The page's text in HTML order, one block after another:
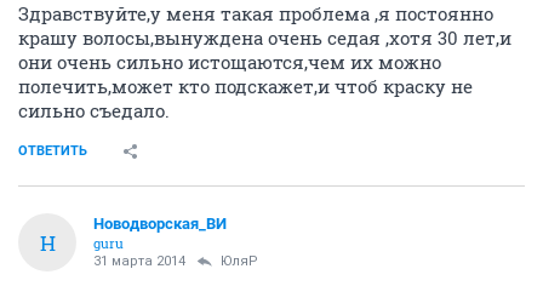
Здравствуйте,у меня такая проблема ,я постоянно
крашу волосы,вынуждена очень седая ,хотя 30 лет,и
они очень сильно истощаются,чем их можно
полечить,может кто подскажет,и чтоб краску не
сильно съедало.
ОТВЕТИТЬ
Н
Новодворcкая_ВИ
guru
31 марта 2014 ЮляР